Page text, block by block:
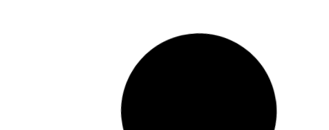
Maison & Objet Intérieurs Hong Kong 2025